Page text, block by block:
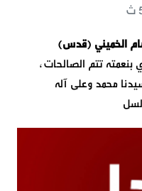
الخميني (قدس)
بنعمته تتم الصالحات،
محمد وعلى آله